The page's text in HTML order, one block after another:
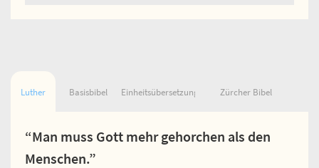
Luther Basisbibel Einheitsübersetzung Zürcher Bibel
“Man muss Gott mehr gehorchen als den
Menschen.”